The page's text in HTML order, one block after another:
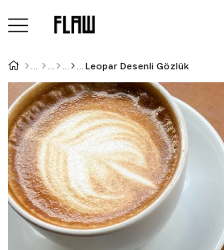
Leopar Desenli Gözlük